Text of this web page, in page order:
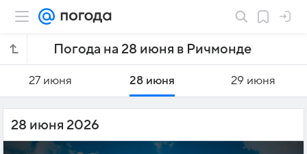
Погода на 28 июня в Ричмонде
27 июня 28 июня 29 июня
28 июня 2026